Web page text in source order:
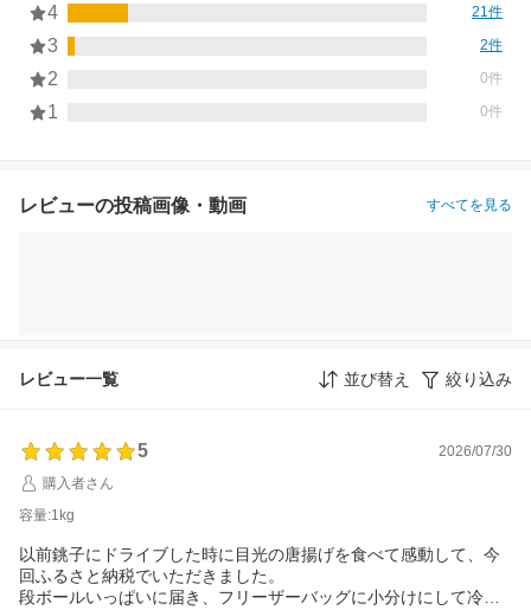
4 21件
3 2件
2 0件
1 0件
レビューの投稿画像・動画 すべてを見る
レビュー一覧 並び替え 絞り込み
5
2026/07/30
購入者さん
容量:1kg
以前銚子にドライブした時に目光の唐揚げを食べて感動して、今
回ふるさと納税でいただきました。
段ボールいっぱいに届き、フリーザーバッグに小分けにして冷凍